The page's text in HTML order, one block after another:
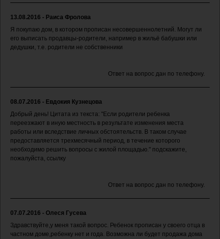
13.08.2016 - Раиса Фролова
Я покупаю дом, в котором прописан несовершеннолетний. Могут ли
его выписать продавцы-родители, например в жильё бабушки или
дедушки, т.е. родители не собственники
Ответ на вопрос дан по телефону.
08.07.2016 - Евдокия Кузнецова
Добрый день! Цитата из текста: "Если родители ребенка
переезжают в иную местность в результате изменения места
работы или вследствие личных обстоятельств. В таком случае
предоставляется трехмесячный период, в течение которого
необходимо решить вопросы с жилой площадью." подскажите,
пожалуйста, ссылку
Ответ на вопрос дан по телефону.
07.07.2016 - Олеся Гусева
Здравствуйте,у меня такой вопрос. Ребенок прописан у своего отца в
частном доме,ребенку нет и года. Возможна ли будет продажа дома